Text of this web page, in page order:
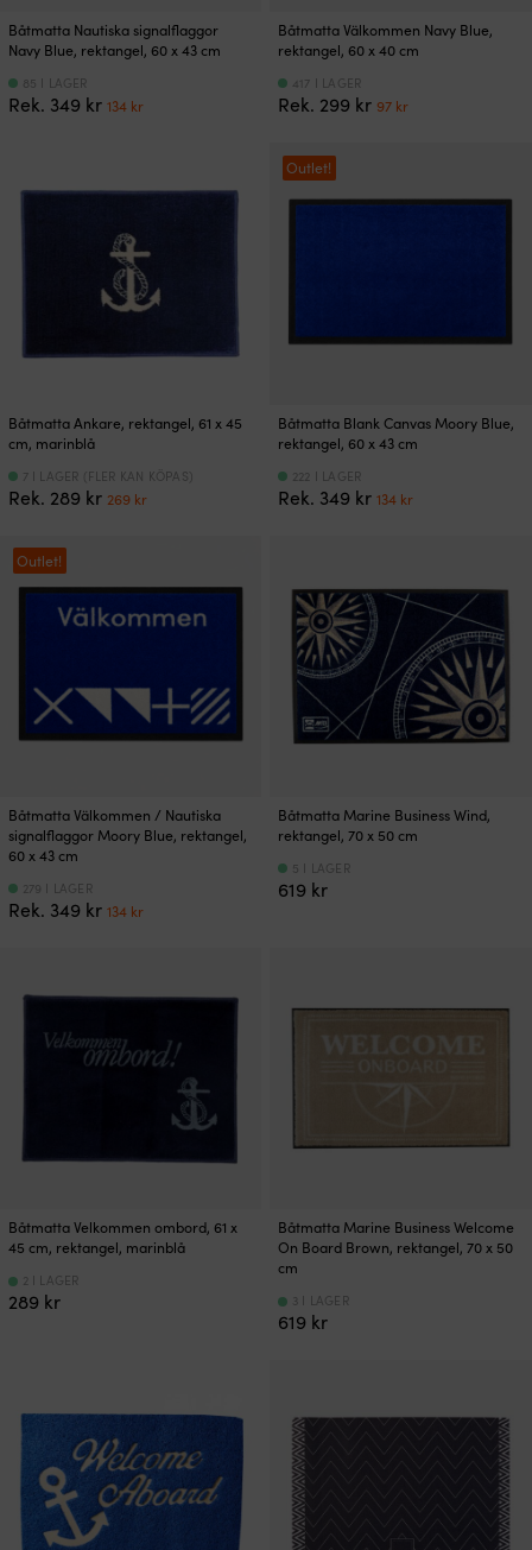
Båtmatta Nautiska signalflaggor
Navy Blue, rektangel, 60 x 43 cm
Rek. 349 krDet
349 kr.
134 krDet
134 kr.
85 I LAGER
Båtmatta Välkommen Navy Blue,
rektangel, 60 x 40 cm
Rek. 299 kr Det
97 krDet
417 I LAGER
Båtmatta Ankare, rektangel, 61 x 45
cm, marinblå
Rek. 289 kr Det
289 kr.
269 krDet
269 kr.
7 I LAGER (FLER KAN KÖPAS)
Outlet!
Båtmatta Blank Canvas Moory Blue,
rektangel, 60 x 43 cm
Rek. 349 krDet
349 kr.
134 krDet
134 kr.
222 I LAGER
Outlet!
Båtmatta Välkommen / Nautiska
signalflaggor Moory Blue, rektangel,
60 x 43 cm
Rek. 349 krDet
349 kr.
134 krDet
134 kr.
279 I LAGER
Båtmatta Marine Business Wind,
rektangel, 70 x 50 cm
619 kr
5 I LAGER
Båtmatta Velkommen ombord, 61 x
45 cm, rektangel, marinblå
289 kr
2 I LAGER
Båtmatta Marine Business Welcome
On Board Brown, rektangel, 70 x 50
cm
619 kr
3 I LAGER